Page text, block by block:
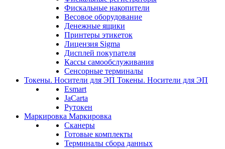
Фискальные накопители
Весовое оборудование
Денежные ящики
Принтеры этикеток
Лицензия Sigma
Дисплей покупателя
Кассы самообслуживания
Сенсорные терминалы
Токены. Носители для ЭП Токены. Носители для ЭП
Esmart
JaCarta
Рутокен
Маркировка Маркировка
Сканеры
Готовые комплекты
Терминалы сбора данных